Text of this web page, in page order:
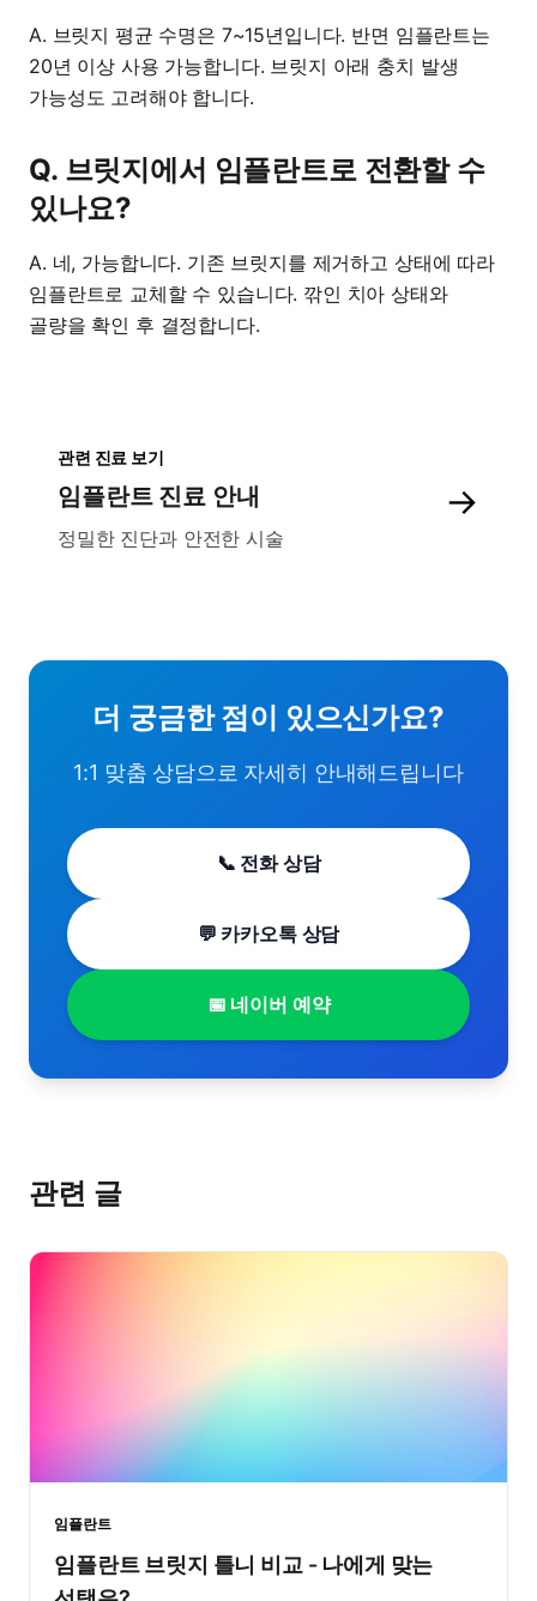
A. 브릿지 평균 수명은 7~15년입니다. 반면 임플란트는
20년 이상 사용 가능합니다. 브릿지 아래 충치 발생
가능성도 고려해야 합니다.
Q. 브릿지에서 임플란트로 전환할 수
있나요?
A. 네, 가능합니다. 기존 브릿지를 제거하고 상태에 따라
임플란트로 교체할 수 있습니다. 깎인 치아 상태와
골량을 확인 후 결정합니다.
관련 진료 보기
임플란트 진료 안내
정밀한 진단과 안전한 시술
→
더 궁금한 점이 있으신가요?
1:1 맞춤 상담으로 자세히 안내해드립니다
📞 전화 상담
💬 카카오톡 상담
📅 네이버 예약
관련 글
임플란트
임플란트 브릿지 틀니 비교 - 나에게 맞는